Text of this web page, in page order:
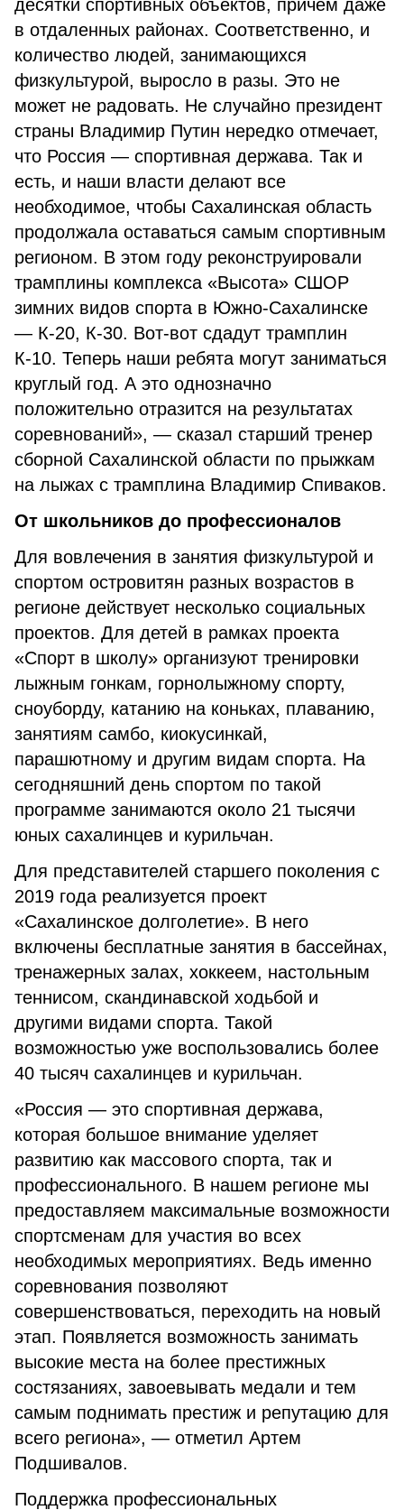
десятки спортивных объектов, причем даже
в отдаленных районах. Соответственно, и
количество людей, занимающихся
физкультурой, выросло в разы. Это не
может не радовать. Не случайно президент
страны Владимир Путин нередко отмечает,
что Россия — спортивная держава. Так и
есть, и наши власти делают все
необходимое, чтобы Сахалинская область
продолжала оставаться самым спортивным
регионом. В этом году реконструировали
трамплины комплекса «Высота» СШОР
зимних видов спорта в Южно-Сахалинске
— К-20, К-30. Вот-вот сдадут трамплин
К-10. Теперь наши ребята могут заниматься
круглый год. А это однозначно
положительно отразится на результатах
соревнований», — сказал старший тренер
сборной Сахалинской области по прыжкам
на лыжах с трамплина Владимир Спиваков.
От школьников до профессионалов
Для вовлечения в занятия физкультурой и
спортом островитян разных возрастов в
регионе действует несколько социальных
проектов. Для детей в рамках проекта
«Спорт в школу» организуют тренировки
лыжным гонкам, горнолыжному спорту,
сноуборду, катанию на коньках, плаванию,
занятиям самбо, киокусинкай,
парашютному и другим видам спорта. На
сегодняшний день спортом по такой
программе занимаются около 21 тысячи
юных сахалинцев и курильчан.
Для представителей старшего поколения с
2019 года реализуется проект
«Сахалинское долголетие». В него
включены бесплатные занятия в бассейнах,
тренажерных залах, хоккеем, настольным
теннисом, скандинавской ходьбой и
другими видами спорта. Такой
возможностью уже воспользовались более
40 тысяч сахалинцев и курильчан.
«Россия — это спортивная держава,
которая большое внимание уделяет
развитию как массового спорта, так и
профессионального. В нашем регионе мы
предоставляем максимальные возможности
спортсменам для участия во всех
необходимых мероприятиях. Ведь именно
соревнования позволяют
совершенствоваться, переходить на новый
этап. Появляется возможность занимать
высокие места на более престижных
состязаниях, завоевывать медали и тем
самым поднимать престиж и репутацию для
всего региона», — отметил Артем
Подшивалов.
Поддержка профессиональных